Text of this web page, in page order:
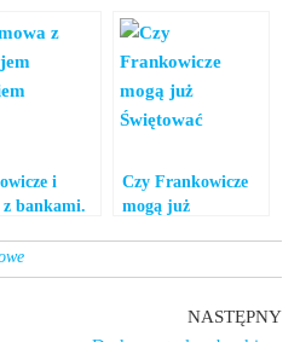
i
z bankami.
Orłosiem
Czy Frankowicze
mogą już
NASTĘPNY